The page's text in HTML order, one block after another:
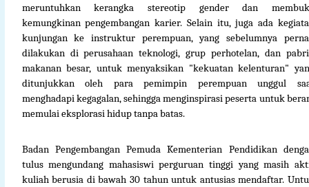
meruntuhkan kerangka stereotip gender dan
kemungkinan pengembangan karier. Selain itu, juga ada
kunjungan ke instruktur perempuan, yang sebelumnya
dilakukan di perusahaan teknologi, grup perhotelan, dan
makanan besar, untuk menyaksikan "kekuatan kelenturan"
ditunjukkan oleh para pemimpin perempuan unggul
menghadapi kegagalan, sehingga menginspirasi peserta untuk
memulai eksplorasi hidup tanpa batas.
Badan Pengembangan Pemuda Kementerian Pendidikan
tulus mengundang mahasiswi perguruan tinggi yang masih
kuliah berusia di bawah 30 tahun untuk antusias mendaftar.